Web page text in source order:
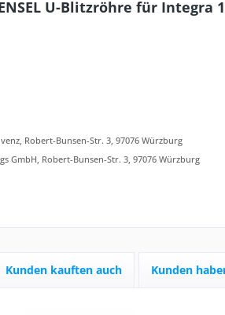
U-Blitzröhre für Integra
Robert-Bunsen-Str. 3, 97076 Würzburg
GmbH, Robert-Bunsen-Str. 3, 97076 Würzburg
Kunden kauften auch Kunden